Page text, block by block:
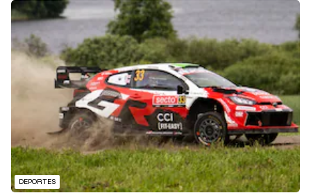
DEPORTES